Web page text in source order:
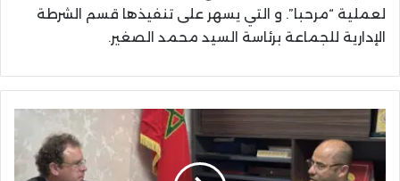
لعملية “مرحبا”. و التي يسهر على تنفيذها قسم الشرطة
الإدارية للجماعة برئاسة السيد محمد الصغير.
سليمان
أزواغ
يستقبل
سفير